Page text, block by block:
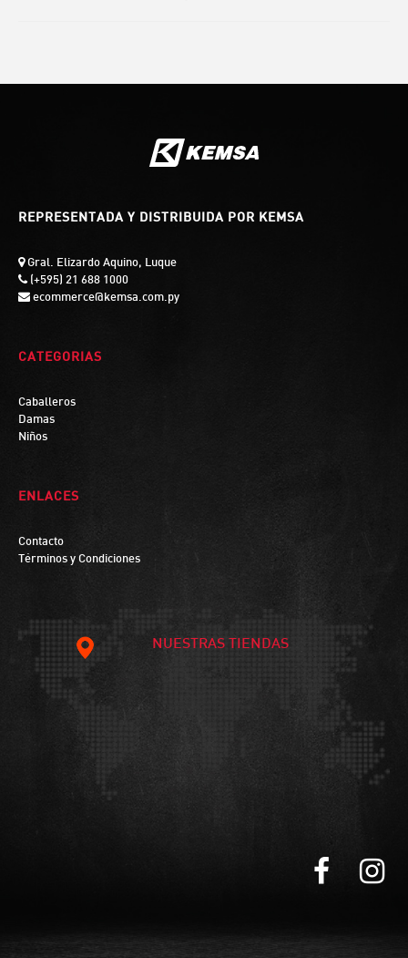
REPRESENTADA Y DISTRIBUIDA POR KEMSA
Gral. Elizardo Aquino, Luque
(+595) 21 688 1000
ecommerce@kemsa.com.py
CATEGORIAS
Caballeros
Damas
Niños
ENLACES
Contacto
Términos y Condiciones
NUESTRAS TIENDAS